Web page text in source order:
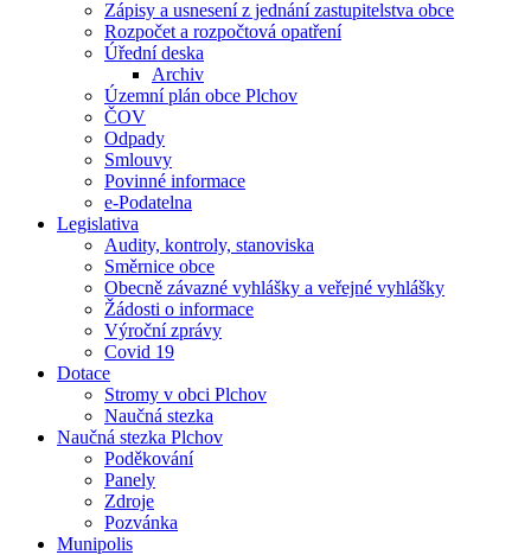
Zápisy a usnesení z jednání zastupitelstva obce
Rozpočet a rozpočtová opatření
Úřední deska
Archiv
Územní plán obce Plchov
ČOV
Odpady
Smlouvy
Povinné informace
e-Podatelna
Legislativa
Audity, kontroly, stanoviska
Směrnice obce
Obecně závazné vyhlášky a veřejné vyhlášky
Žádosti o informace
Výroční zprávy
Covid 19
Dotace
Stromy v obci Plchov
Naučná stezka
Naučná stezka Plchov
Poděkování
Panely
Zdroje
Pozvánka
Munipolis